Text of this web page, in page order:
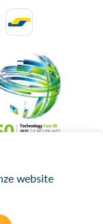
btw
website